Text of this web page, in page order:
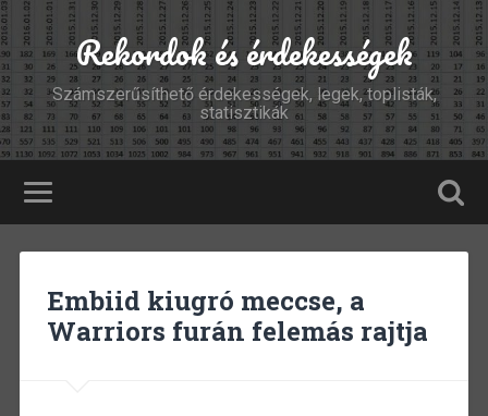
Rekordok és érdekességek
Számszerűsíthető érdekességek, legek, toplisták,
statisztikák
Embiid kiugró meccse, a
Warriors furán felemás rajtja